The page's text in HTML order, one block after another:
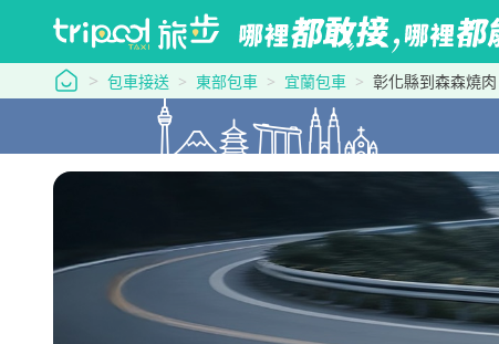
tripool 旅步
包車接送 東部包車 宜蘭包車 彰化縣到森森燒